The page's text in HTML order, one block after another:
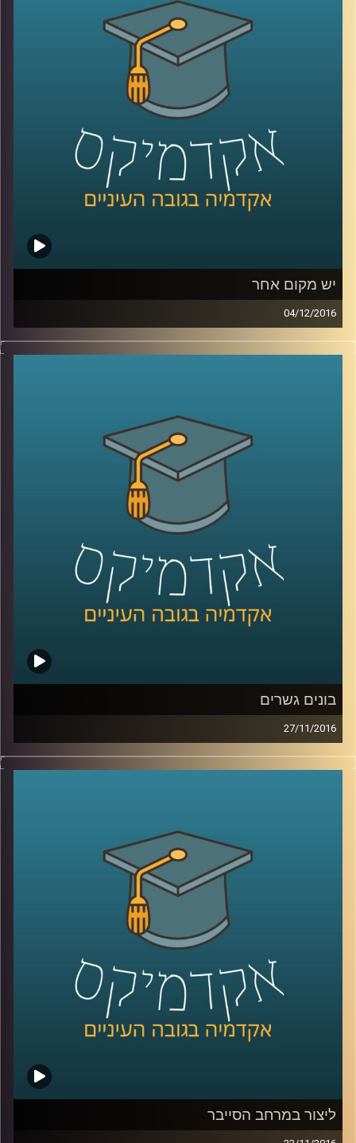
רובנו. מקרים של הדרת יורשים מעלים שאלות
מוסריות, משפחתיות, שאלות על חינוך החברה
לערכים מסוימים. דוקטור רונן קריטנשטיין
מסביר על הדין הישראלי לעומת הדין
האמריקאי, האירופי והעברי.
קרדיט תמונות:AudioVersity
יש מקום אחר
04/12/2016
בעקבות שינויים באופי ההגירה בין המאה ה-20
המדינות ומנהיגיהן להגדיר מה בעצם מאחד את
אזרחי המדינה, ובמילים אחרות: מהי צרפתיות,
מהי גרמניות, מהי בריטיות. דוקטור ליאב אורגד
החל לחקור את נושא ההגירה על מורכבויותיו
עוד כשלא היה פופולרי. היום הידע בתחום
וההבנה העמוקה של ההתנגשות התרבותית
המתרחשת נחוצה מעין כמוה. מדינות אירופה
מקימות חומת הגנה תרבותית, ומתחיל להיטמע
המושג "זכויות הרוב". על דתיות קיצונית מול
ליברליזם קיצוני, שאולי אף אינו ליברלי.
בונים גשרים
27/11/2016
המושג גישור מוכר בעיקר מעולם המשפט, וזה
ופעילות בשטח הציגו שיטות מתקדמות לפתרון
סכסוכים שנבעו מתהליך הגישור: בניית
הסכמות, שיתוף פעולה ועוד. עמרי גפן הקים
את עסק הגישור שלו כשהבין שהוא מעוניין ליצור
חברה קשובה יותר, מבינה יותר, וזה לא משנה
באיזה מרחב: עסקי, אישי, חינוכי
קרדיט תמונות:AudioVersity
ליצור במרחב הסייבר